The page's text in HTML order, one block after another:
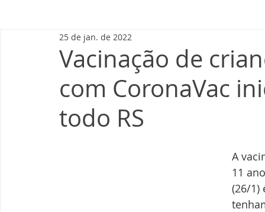
Vacinação de
com CoronaVac
todo RS
25 de jan. de 2022
A
11
(26/1)